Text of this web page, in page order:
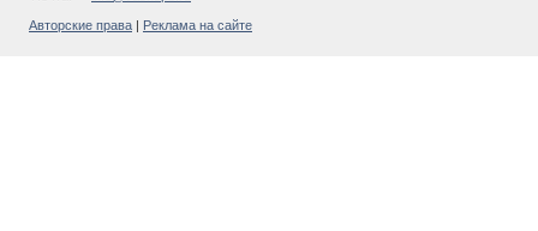
Авторские права Реклама на сайте